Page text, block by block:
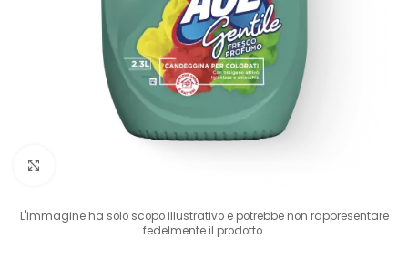
L'immagine ha solo scopo illustrativo e potrebbe non rappresentare
fedelmente il prodotto.